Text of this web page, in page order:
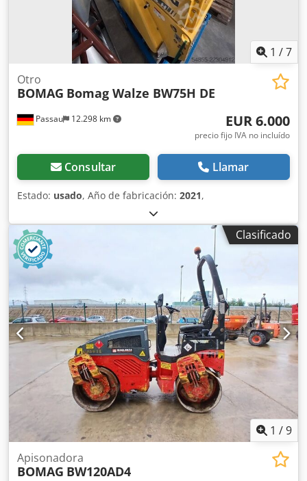
1 /7
Passau 12.298 km
Otro
BOMAG Bomag Walze BW75H DE
EUR 6.000
precio fijo IVA no incluído
Consultar Llamar
Estado: usado, Año de fabricación: 2021,
Clasificado
1 /9
Apisonadora
BOMAG BW120AD4